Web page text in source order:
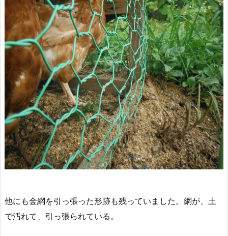
他にも金網を引っ張った形跡も残っていました。網が、土
で汚れて、引っ張られている。